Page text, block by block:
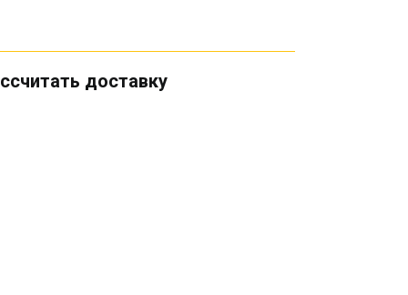
доставку